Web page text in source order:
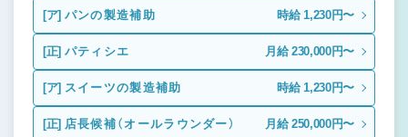
[ア] パンの製造補助 時給 1,230円〜
[正] パティシエ 月給 230,000円〜
[ア] スイーツの製造補助 時給 1,230円〜
[正] 店長候補（オールラウンダー） 月給 250,000円〜